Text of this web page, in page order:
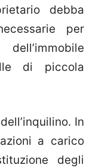
debba
per
di piccola
In
a carico
degli